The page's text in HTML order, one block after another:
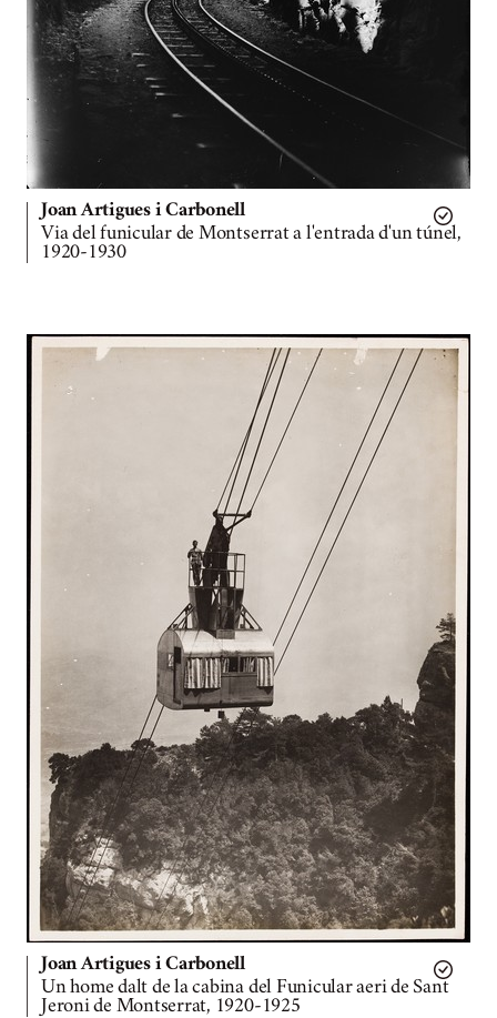
Joan Artigues i Carbonell
Via del funicular de Montserrat a l'entrada d'un túnel,
1920-1930
Joan Artigues i Carbonell
Un home dalt de la cabina del Funicular aeri de Sant
Jeroni de Montserrat, 1920-1925